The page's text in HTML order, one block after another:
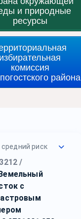
и природные
ресурсы
избирательная
комиссия
района